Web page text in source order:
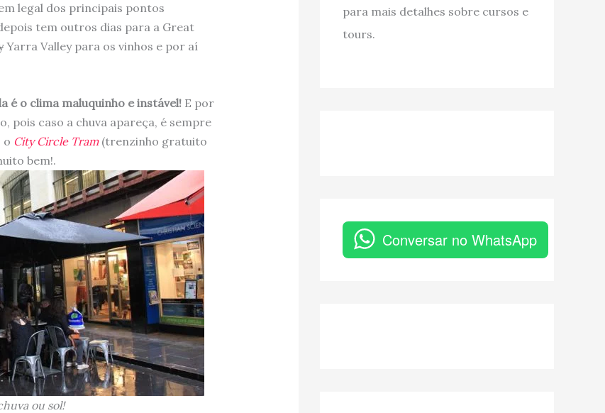
legal dos principais pontos
tem outros dias para a Great
Yarra Valley para os vinhos e por aí
é o clima maluquinho e instável!E por
pois caso a chuva apareça, é sempre
o City Circle Tram (trenzinho gratuito
bem!.
ou sol!
para mais detalhes sobre cursos e
tours.
Conversar no WhatsApp